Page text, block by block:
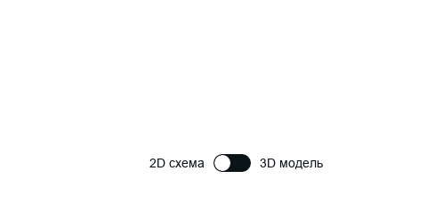
2D схема 3D модель